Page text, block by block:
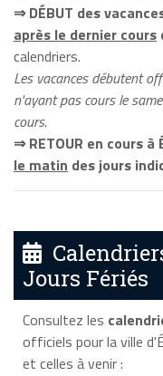
⇒ DÉBUT des
après le dernier cours
calendriers.
Les vacances débutent
n'ayant pas cours le
cours.
⇒ RETOUR en cours à
le matin des jours
Jours Fériés
Consultez les
officiels pour la ville
et celles à venir :